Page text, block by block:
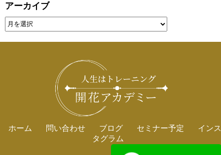
アーカイブ
ホーム 問い合わせ ブログ セミナー予定
インス
タグラム